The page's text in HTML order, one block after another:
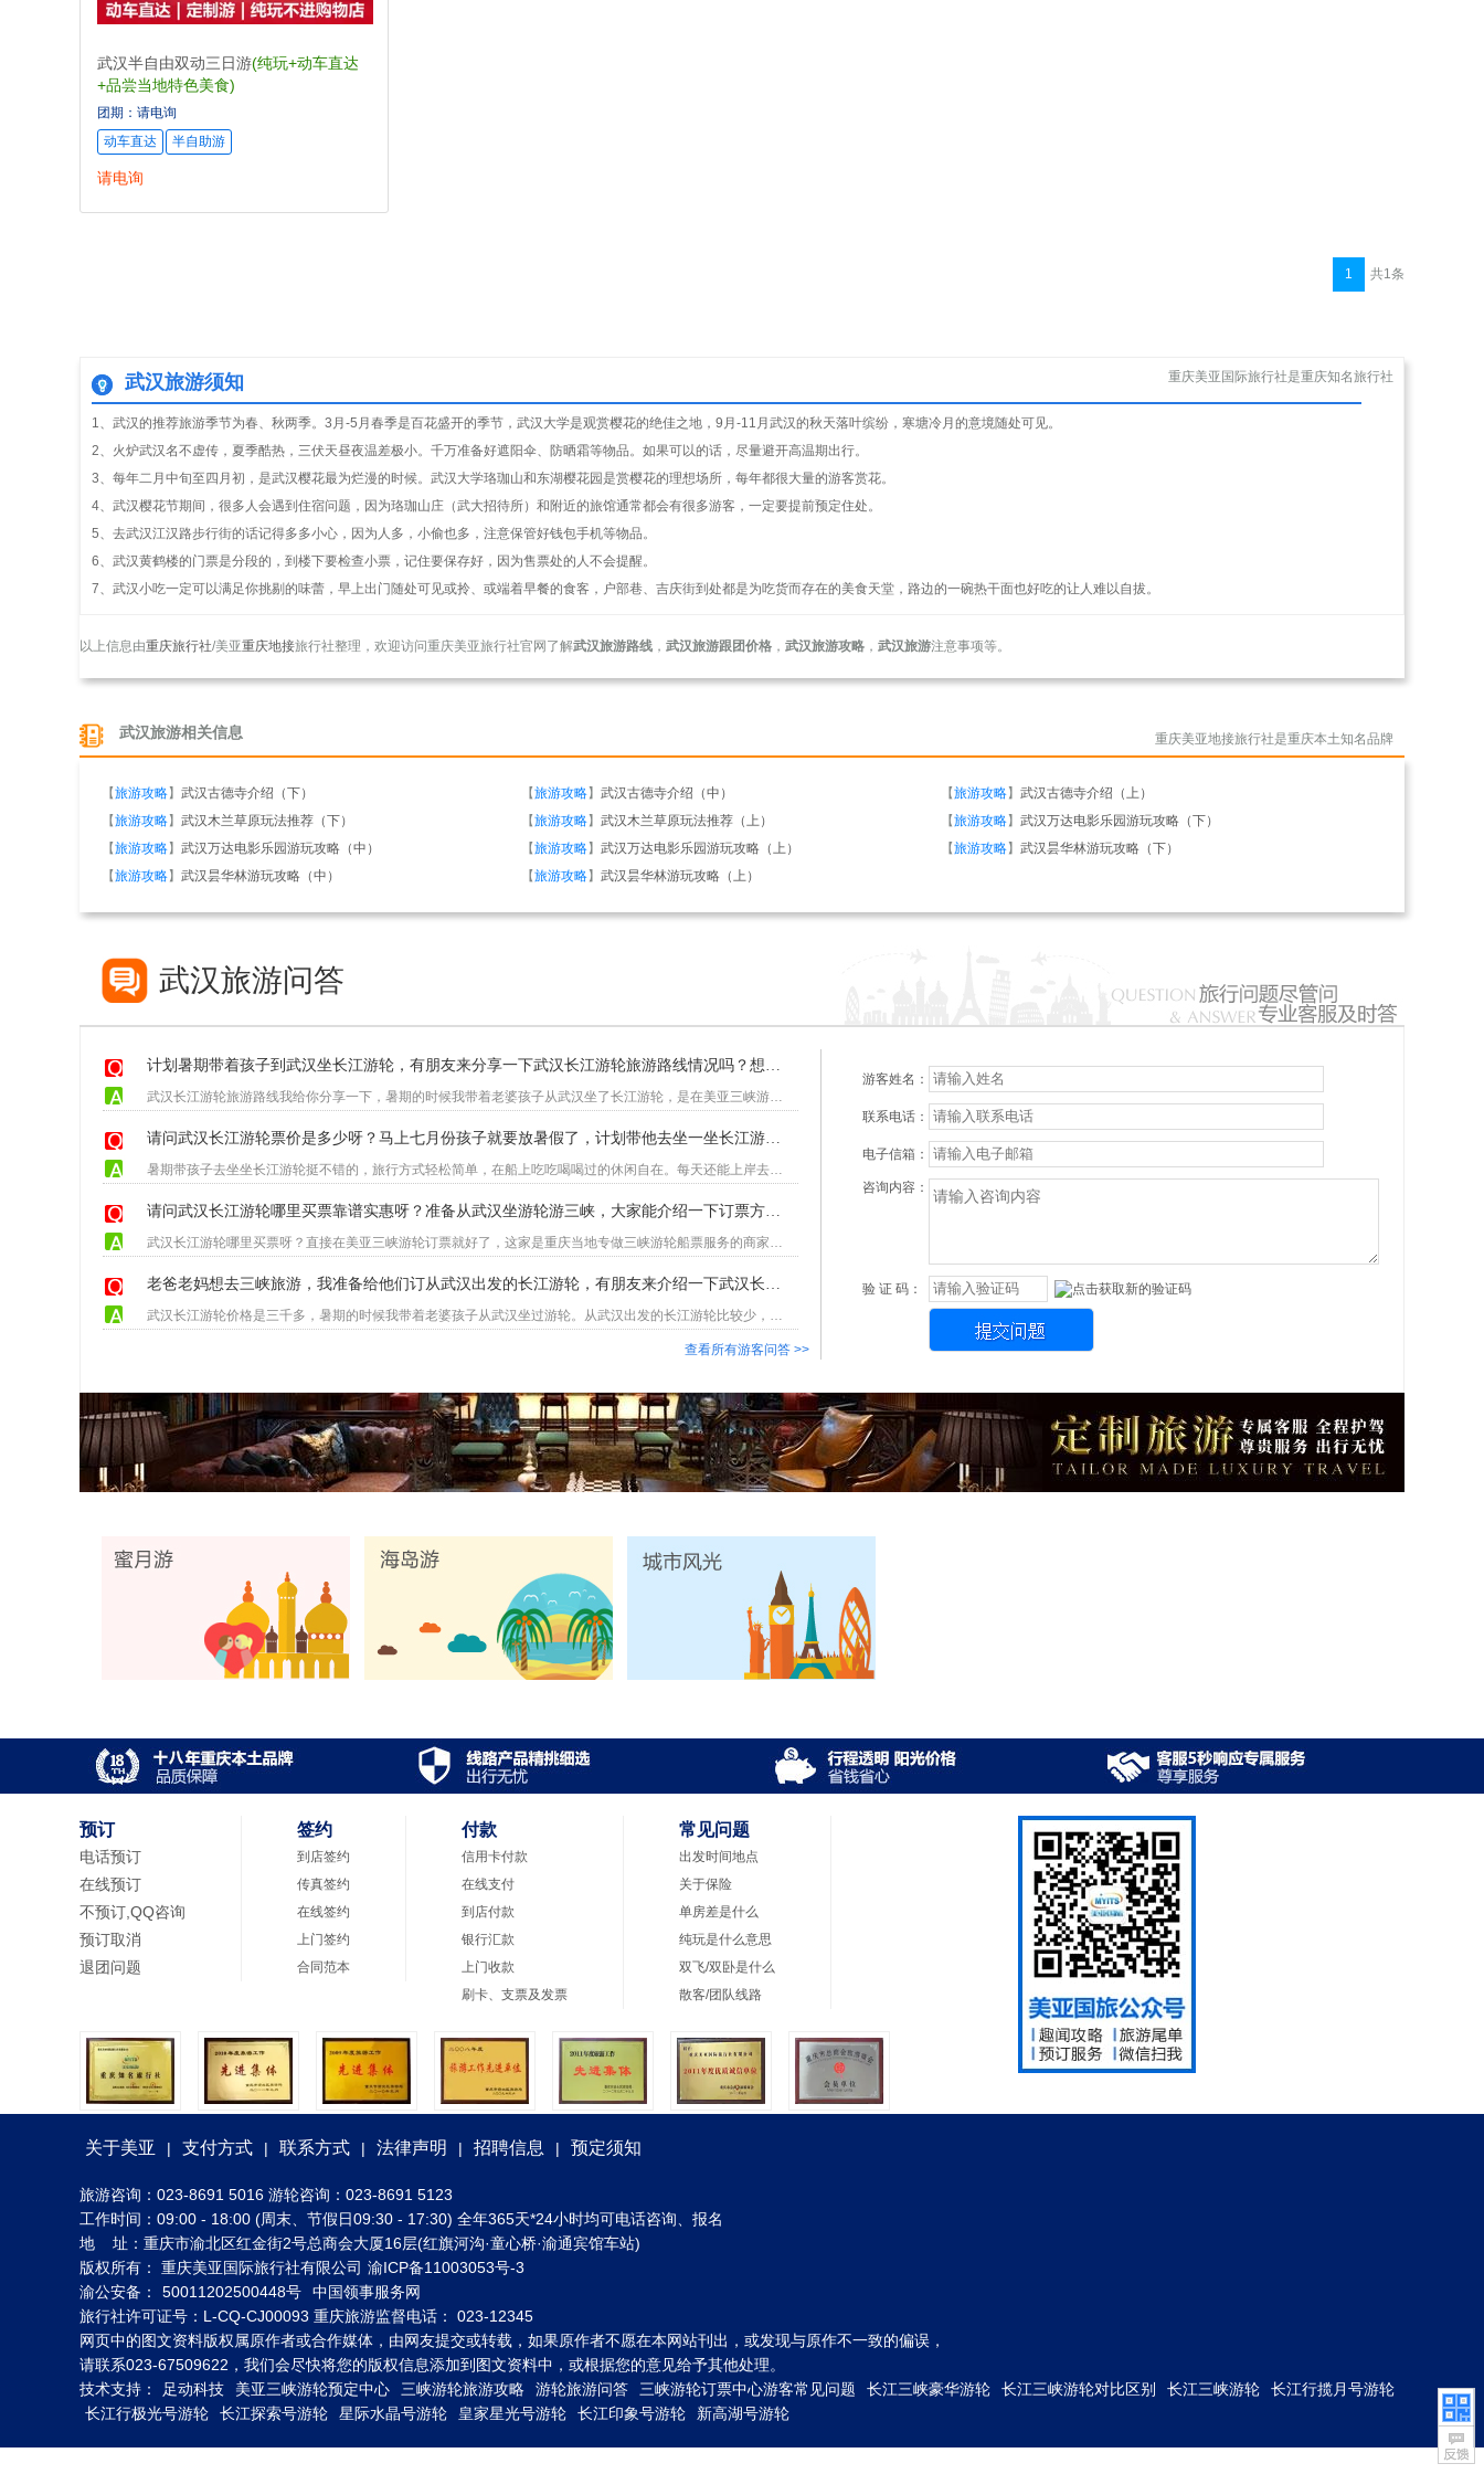
武汉半自由双动三日游(纯玩+动车直达
+品尝当地特色美食)
团期：请电询
动车直达
半自助游
请电询
共1条
1
重庆美亚国际旅行社是重庆知名旅行社
武汉旅游须知
1、武汉的推荐旅游季节为春、秋两季。3月-5月春季是百花盛开的季节，武汉大学是观赏樱花的绝佳之地，9月-11月武汉的秋天落叶缤纷，寒塘冷月的意境随处可见。
2、火炉武汉名不虚传，夏季酷热，三伏天昼夜温差极小。千万准备好遮阳伞、防晒霜等物品。如果可以的话，尽量避开高温期出行。
3、每年二月中旬至四月初，是武汉樱花最为烂漫的时候。武汉大学珞珈山和东湖樱花园是赏樱花的理想场所，每年都很大量的游客赏花。
4、武汉樱花节期间，很多人会遇到住宿问题，因为珞珈山庄（武大招待所）和附近的旅馆通常都会有很多游客，一定要提前预定住处。
5、去武汉江汉路步行街的话记得多多小心，因为人多，小偷也多，注意保管好钱包手机等物品。
6、武汉黄鹤楼的门票是分段的，到楼下要检查小票，记住要保存好，因为售票处的人不会提醒。
7、武汉小吃一定可以满足你挑剔的味蕾，早上出门随处可见或拎、或端着早餐的食客，户部巷、吉庆街到处都是为吃货而存在的美食天堂，路边的一碗热干面也好吃的让人难以自拔。
以上信息由重庆旅行社/美亚重庆地接旅行社整理，欢迎访问重庆美亚旅行社官网了解武汉旅游路线 ， 武汉旅游跟团价格 ， 武汉旅游攻略 ， 武汉旅游注意事项等。
武汉旅游相关信息 重庆美亚地接旅行社是重庆本土知名品牌
【旅游攻略】 武汉古德寺介绍（下） 【旅游攻略】 武汉古德寺介绍（中） 【旅游攻略】 武汉古德寺介绍（上）
【旅游攻略】 武汉木兰草原玩法推荐（下） 【旅游攻略】 武汉木兰草原玩法推荐（上） 【旅游攻略】 武汉万达电影乐园游玩攻略（下）
【旅游攻略】 武汉万达电影乐园游玩攻略（中） 【旅游攻略】 武汉万达电影乐园游玩攻略（上） 【旅游攻略】 武汉昙华林游玩攻略（下）
【旅游攻略】 武汉昙华林游玩攻略（中） 【旅游攻略】 武汉昙华林游玩攻略（上）
武汉旅游问答
计划暑期带着孩子到武汉坐长江游轮，有朋友来分享一下武汉长江游轮旅游路线情况吗？想了解一下可以游览哪些景点？
武汉长江游轮旅游路线我给你分享一下，暑期的时候我带着老婆孩子从武汉坐了长江游轮，是在美亚三峡游轮预订中心订的走总统六号。乘坐这艘豪华游轮到重庆下船，一共用了六天时间。去打卡了岳阳楼，参观了三峡大坝，游了神女溪、丰都鬼城以及白帝城。沿途景点是非常丰富的，三峡精华景点基本上都去游览了一遍。
请问武汉长江游轮票价是多少呀？马上七月份孩子就要放暑假了，计划带他去坐一坐长江游轮。想问问武汉这边出发的长江游轮有哪些？票价如何？
暑期带孩子去坐坐长江游轮挺不错的，旅行方式轻松简单，在船上吃吃喝喝过的休闲自在。每天还能上岸去游览旅游景点，带孩子去不同的地方长见识。我是去年暑期的时候带孩子，从武汉乘坐的长江游轮，我给你分享一下武汉长江游轮票价如何。我们当时在美亚三峡游轮预订中心订上的总统六号游轮，豪华标准间费用要3700元一个人，两个带人带一个12岁以上的下朋友，小朋友不占床的话还可以免费。所以算下来我们一家三口一共花了7400块钱。这次的游轮之旅挺美好的，船上吃住都很好，岸上游览的景点也非常有特色。
请问武汉长江游轮哪里买票靠谱实惠呀？准备从武汉坐游轮游三峡，大家能介绍一下订票方法吗？
武汉长江游轮哪里买票呀？直接在美亚三峡游轮订票就好了，这家是重庆当地专做三峡游轮船票服务的商家。我在这里定过两次船票了，价格实惠还靠谱。第一次自己和朋友去三峡玩，找他们定了船票，工作人员服务很用心，体验很好。第二次也就是今年暑期的时候，带着老婆孩子去了一次，又找他们定的船票，价格给的很实在，工作人员服务一如既往的热情友好。
老爸老妈想去三峡旅游，我准备给他们订从武汉出发的长江游轮，有朋友来介绍一下武汉长江游轮价格是多少吗？
武汉长江游轮价格是三千多，暑期的时候我带着老婆孩子从武汉坐过游轮。从武汉出发的长江游轮比较少，我们当时出行的时候就只有一艘船总统六号可以选择，其它游轮都是从宜昌出发。所以我们也没有选择，只能坐这艘船了。出行之前还有点担心游船设施不好，上船后感觉还行，船比较大，各种休闲娱乐设施都有，吃的也不错。这次的旅行还算圆满。船票在美亚三峡游轮预订中心订上的，这家游轮公司正规靠谱，大家想咨询什么问题，都可以联系他们的在线客服。
查看所有游客问答 >>
游客姓名：
联系电话：
电子信箱：
咨询内容：
验 证 码：
预订
电话预订
在线预订
不预订,QQ咨询
预订取消
退团问题
签约
到店签约
传真签约
在线签约
上门签约
合同范本
付款
信用卡付款
在线支付
到店付款
银行汇款
上门收款
刷卡、支票及发票
常见问题
出发时间地点
关于保险
单房差是什么
纯玩是什么意思
双飞/双卧是什么
散客/团队线路
关于美亚 | 支付方式 | 联系方式 | 法律声明 | 招聘信息 | 预定须知
旅游咨询：023-8691 5016 游轮咨询：023-8691 5123
工作时间：09:00 - 18:00 (周末、节假日09:30 - 17:30) 全年365天*24小时均可电话咨询、报名
地 址：重庆市渝北区红金街2号总商会大厦16层(红旗河沟·童心桥·渝通宾馆车站)
版权所有： 重庆美亚国际旅行社有限公司 渝ICP备11003053号-3
渝公安备：
50011202500448号
中国领事服务网
旅行社许可证号：L-CQ-CJ00093 重庆旅游监督电话： 023-12345
网页中的图文资料版权属原作者或合作媒体，由网友提交或转载，如果原作者不愿在本网站刊出，或发现与原作不一致的偏误，
请联系023-67509622，我们会尽快将您的版权信息添加到图文资料中，或根据您的意见给予其他处理。
技术支持：
足动科技 美亚三峡游轮预定中心 三峡游轮旅游攻略 游轮旅游问答 三峡游轮订票中心游客常见问题 长江三峡豪华游轮 长江三峡游轮对比区别 长江三峡游轮
长江行揽月号游轮
长江行极光号游轮
长江探索号游轮 星际水晶号游轮 皇家星光号游轮 长江印象号游轮 新高湖号游轮